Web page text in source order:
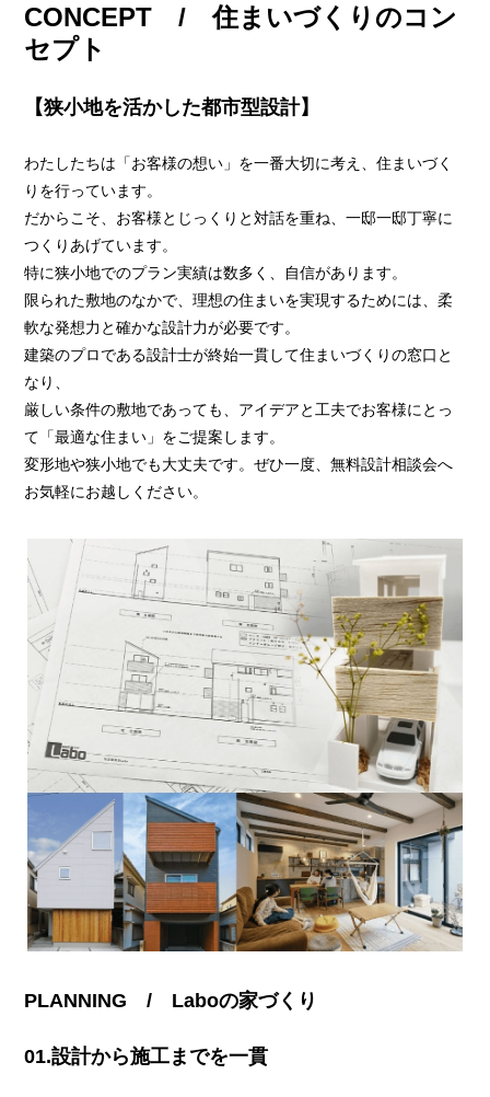
CONCEPT / 住まいづくりのコン
セプト
【狭小地を活かした都市型設計】
わたしたちは「お客様の想い」を一番大切に考え、住まいづく
りを行っています。
だからこそ、お客様とじっくりと対話を重ね、一邸一邸丁寧に
つくりあげています。
特に狭小地でのプラン実績は数多く、自信があります。
限られた敷地のなかで、理想の住まいを実現するためには、柔
軟な発想力と確かな設計力が必要です。
建築のプロである設計士が終始一貫して住まいづくりの窓口と
なり、
厳しい条件の敷地であっても、アイデアと工夫でお客様にとっ
て「最適な住まい」をご提案します。
変形地や狭小地でも大丈夫です。ぜひ一度、無料設計相談会へ
お気軽にお越しください。
PLANNING / Laboの家づくり
01.設計から施工までを一貫